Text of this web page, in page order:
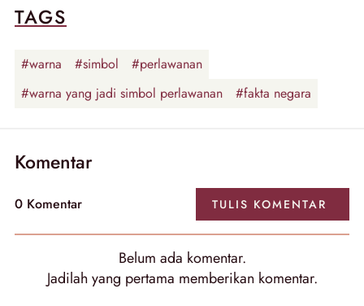
TAGS
#warna #simbol
#perlawanan
#warna yang jadi simbol perlawanan
#fakta negara
Komentar
0 Komentar TULIS KOMENTAR
Belum ada komentar.
Jadilah yang pertama memberikan komentar.